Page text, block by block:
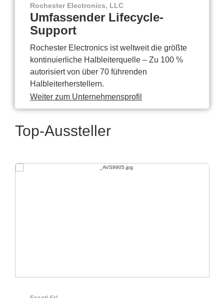
Rochester Electronics, LLC
Umfassender Lifecycle-
Support
Rochester Electronics ist weltweit die größte
kontinuierliche Halbleiterquelle – Zu 100 %
autorisiert von über 70 führenden
Halbleiterherstellern.
Weiter zum Unternehmensprofil
Top-Aussteller